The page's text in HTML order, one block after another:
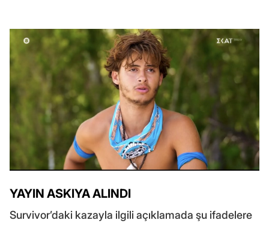
YAYIN ASKIYA ALINDI
Survivor’daki kazayla ilgili açıklamada şu ifadelere